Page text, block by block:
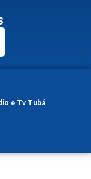
e Tv Tubá.